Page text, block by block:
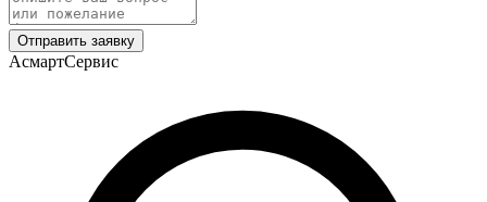
Отправить заявку
АсмартСервис